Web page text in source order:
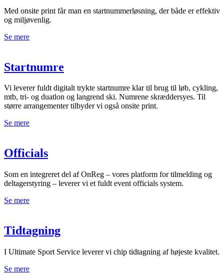
Med onsite print får man en startnummerløsning, der både er effektiv
og miljøvenlig.
Se mere
Startnumre
Vi leverer fuldt digitalt trykte startnumre klar til brug til løb, cykling,
mtb, tri- og duatlon og langrend ski. Numrene skræddersyes. Til
større arrangementer tilbyder vi også onsite print.
Se mere
Officials
Som en integreret del af OnReg – vores platform for tilmelding og
deltagerstyring – leverer vi et fuldt event officials system.
Se mere
Tidtagning
I Ultimate Sport Service leverer vi chip tidtagning af højeste kvalitet.
Se mere